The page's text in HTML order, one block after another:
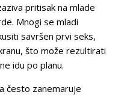
pritisak na mlade
Mnogi se mladi
savršen prvi seks,
što može rezultirati
idu po planu.
često zanemaruje